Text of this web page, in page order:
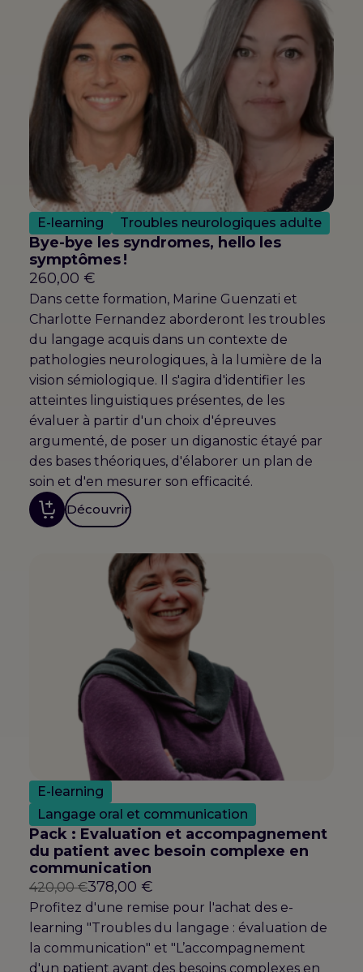
E-learning Troubles neurologiques adulte
Bye-bye les syndromes, hello les
symptômes !
260,00 €
Dans cette formation, Marine Guenzati et
Charlotte Fernandez aborderont les troubles
du langage acquis dans un contexte de
pathologies neurologiques, à la lumière de la
vision sémiologique. Il s'agira d'identifier les
atteintes linguistiques présentes, de les
évaluer à partir d'un choix d'épreuves
argumenté, de poser un diganostic étayé par
des bases théoriques, d'élaborer un plan de
soin et d'en mesurer son efficacité.
Découvrir
E-learning
Langage oral et communication
Pack : Evaluation et accompagnement
du patient avec besoin complexe en
communication
420,00€Le
prix
initial
était :
420,00 €.
378,00 €Le
prix
actuel
est :
378,00 €.
Profitez d'une remise pour l'achat des e-
learning "Troubles du langage : évaluation de
la communication" et "L’accompagnement
d'un patient ayant des besoins complexes en